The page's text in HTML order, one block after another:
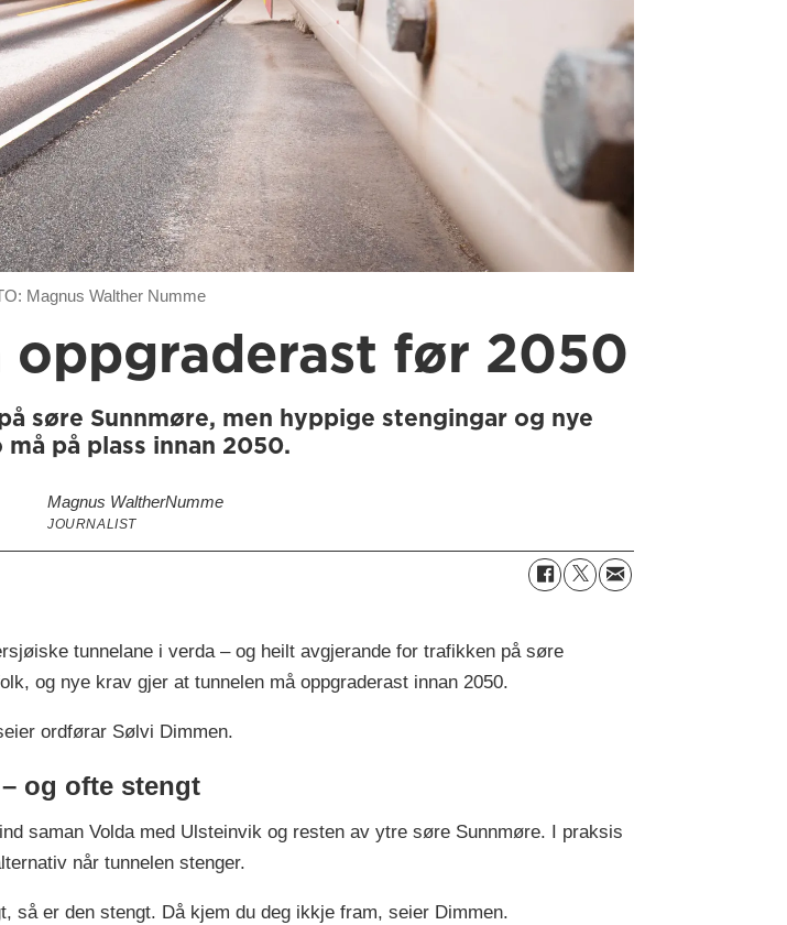
Magnus Walther Numme
oppgraderast før 2050
søre Sunnmøre, men hyppige stengingar og nye
på plass innan 2050.
Magnus WaltherNumme
JOURNALIST
tunnelane i verda – og heilt avgjerande for trafikken på søre
og nye krav gjer at tunnelen må oppgraderast innan 2050.
ordførar Sølvi Dimmen.
og ofte stengt
saman Volda med Ulsteinvik og resten av ytre søre Sunnmøre. I praksis
når tunnelen stenger.
så er den stengt. Då kjem du deg ikkje fram, seier Dimmen.